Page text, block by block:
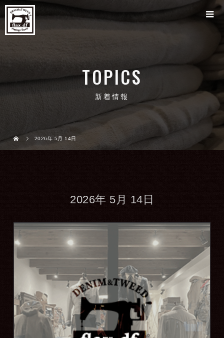
TOPICS
新着情報
2026年 5月 14日
2026年 5月 14日